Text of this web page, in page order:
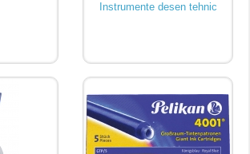
Instrumente desen tehnic